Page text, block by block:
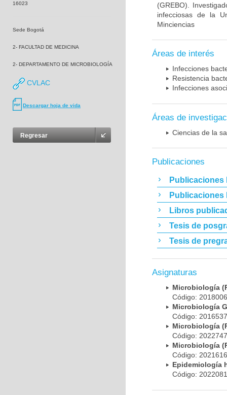
16023
Sede Bogotá
2- FACULTAD DE MEDICINA
2- DEPARTAMENTO DE MICROBIOLOGÍA
CVLAC
Descargar hoja de vida
Regresar
(GREBO).
infecciosas de la
Minciencias
Áreas de interés
Infecciones
Resistencia
Infecciones
Áreas de
Ciencias de la
Publicaciones
Publicaciones
Publicaciones
Libros
Tesis de
Tesis de
Asignaturas
Microbiología
Código:
Microbiología
Código:
Microbiología
Código:
Microbiología
Código:
Epidemiología
Código: